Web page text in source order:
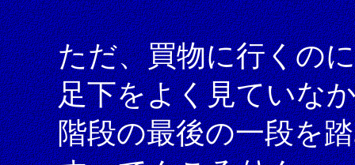
ただ、買物に行くの
足下をよく見ていな
階段の最後の一段を